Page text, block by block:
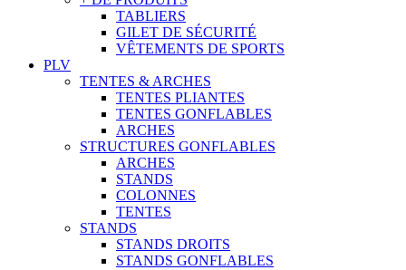
TABLIERS
GILET DE SÉCURITÉ
VÊTEMENTS DE SPORTS
PLV
TENTES & ARCHES
TENTES PLIANTES
TENTES GONFLABLES
ARCHES
STRUCTURES GONFLABLES
ARCHES
STANDS
COLONNES
TENTES
STANDS
STANDS DROITS
STANDS GONFLABLES